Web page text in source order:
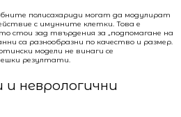
полисахариди могат да модулират
с имунните клетки. Това е
стои зад твърдения за „подпомагане на
са разнообразни по качество и размер.
модели не винаги се
резултати.
неврологични